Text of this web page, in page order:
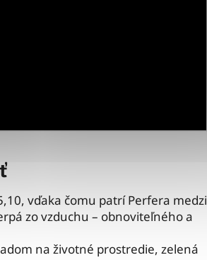
5,10, vďaka čomu patrí Perfera medzi
zo vzduchu – obnoviteľného a
na životné prostredie, zelená